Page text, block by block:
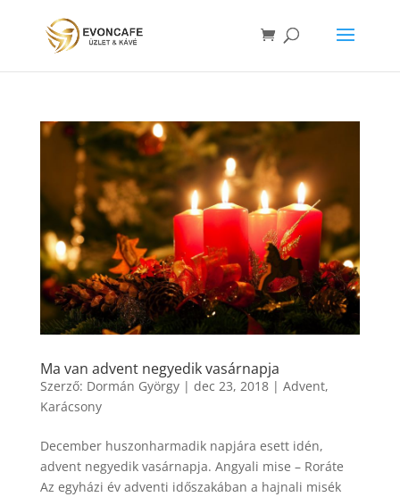
Ma van advent negyedik vasárnapja
Szerző: Dormán György| dec 23, 2018| Advent,
Karácsony
December huszonharmadik napjára esett idén,
advent negyedik vasárnapja. Angyali mise – Roráte
Az egyházi év adventi időszakában a hajnali misék